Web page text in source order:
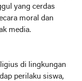
yang cerdas
moral dan
media.
di lingkungan
perilaku siswa,